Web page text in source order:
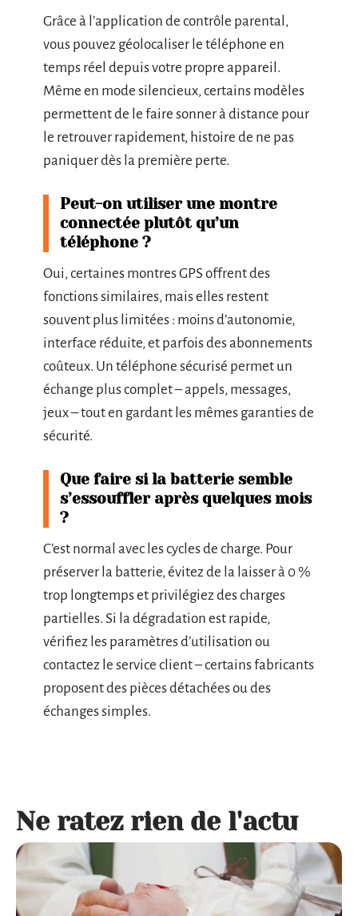
Grâce à l’application de contrôle parental,
vous pouvez géolocaliser le téléphone en
temps réel depuis votre propre appareil.
Même en mode silencieux, certains modèles
permettent de le faire sonner à distance pour
le retrouver rapidement, histoire de ne pas
paniquer dès la première perte.
Peut-on utiliser une montre
connectée plutôt qu’un
téléphone ?
Oui, certaines montres GPS offrent des
fonctions similaires, mais elles restent
souvent plus limitées : moins d’autonomie,
interface réduite, et parfois des abonnements
coûteux. Un téléphone sécurisé permet un
échange plus complet – appels, messages,
jeux – tout en gardant les mêmes garanties de
sécurité.
Que faire si la batterie semble
s’essouffler après quelques mois
?
C’est normal avec les cycles de charge. Pour
préserver la batterie, évitez de la laisser à 0 %
trop longtemps et privilégiez des charges
partielles. Si la dégradation est rapide,
vérifiez les paramètres d’utilisation ou
contactez le service client – certains fabricants
proposent des pièces détachées ou des
échanges simples.
Ne ratez rien de l'actu